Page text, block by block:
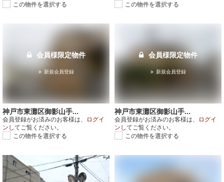
この物件を選択する
この物件を選択する
会員様限定物件
新規会員登録
神戸市東灘区御影山手...
会員登録がお済みのお客様は、
ログイ
ン してご覧ください。
この物件を選択する
会員様限定物件
新規会員登録
神戸市東灘区御影山手...
会員登録がお済みのお客様は、
ログイ
ン してご覧ください。
この物件を選択する